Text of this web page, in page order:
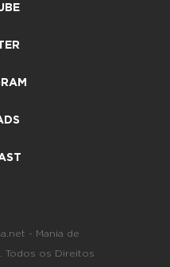
- Mania de
Todos os Direitos